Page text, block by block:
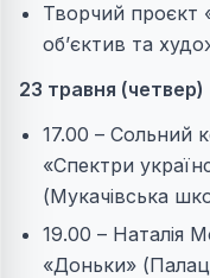
Творчий проєкт
об’єктив та
23 травня (четвер)
17.00 – Сольний
«Спектри
(Мукачівська
19.00 – Наталія
«Доньки» (Палац